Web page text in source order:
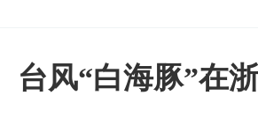
台风“白海豚”在